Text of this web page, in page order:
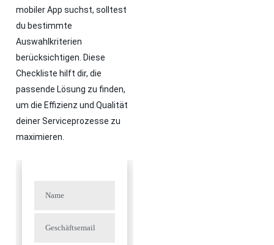
mobiler App suchst, solltest
du bestimmte
Auswahlkriterien
berücksichtigen. Diese
Checkliste hilft dir, die
passende Lösung zu finden,
um die Effizienz und Qualität
deiner Serviceprozesse zu
maximieren.